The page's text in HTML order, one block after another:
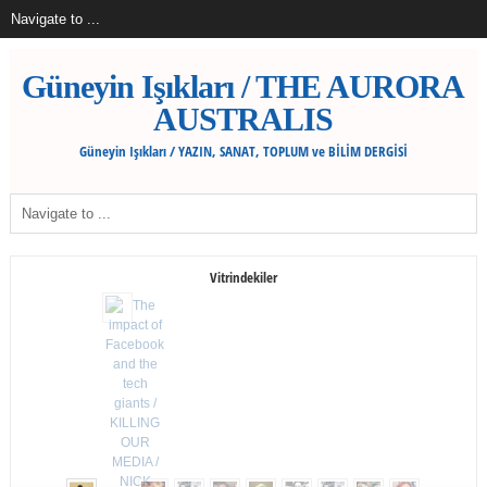
Güneyin Işıkları / THE AURORA
AUSTRALIS
Güneyin Işıkları / YAZIN, SANAT, TOPLUM ve BİLİM DERGİSİ
Vitrindekiler